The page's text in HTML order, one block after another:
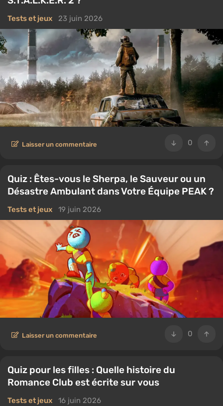
Tests et jeux 23 juin 2026
0
Laisser un commentaire
Quiz : Êtes-vous le Sherpa, le Sauveur ou un
Désastre Ambulant dans Votre Équipe PEAK ?
Tests et jeux 19 juin 2026
0
Laisser un commentaire
Quiz pour les filles : Quelle histoire du
Romance Club est écrite sur vous
Tests et jeux 16 juin 2026